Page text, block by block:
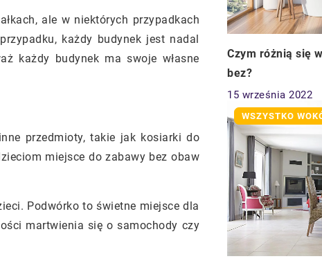
ale w niektórych przypadkach
każdy budynek jest nadal
każdy budynek ma swoje własne
przedmioty, takie jak kosiarki do
miejsce do zabawy bez obaw
Podwórko to świetne miejsce dla
martwienia się o samochody czy
Czym różnią się
bez?
15 września 2022
WSZYSTKO